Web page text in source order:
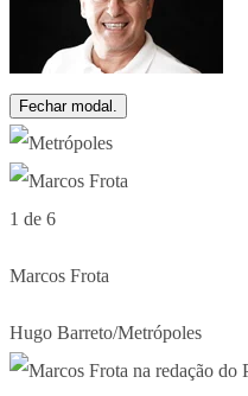
Fechar modal.
1 de 6
Marcos Frota
Hugo Barreto/Metrópoles